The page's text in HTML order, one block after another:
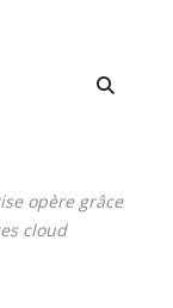
opère grâce
cloud